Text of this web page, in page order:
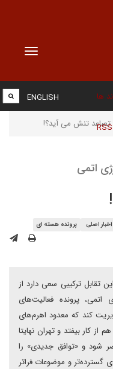
Toggle
ها
RSS
ENGLISH
تصاعد تنش می آید؟!
اتمی
اخبار اصلی پرونده هسته ای
تقابل ترکیبی سعی دارد از
اتمی، پرونده فعالیت‌های
کند که معدود اهرم‌های
از کار بیفتد و تهران نهایتا
شود و «توافق جدیدی» را
گسترده‌تر و موضوعات فراتر